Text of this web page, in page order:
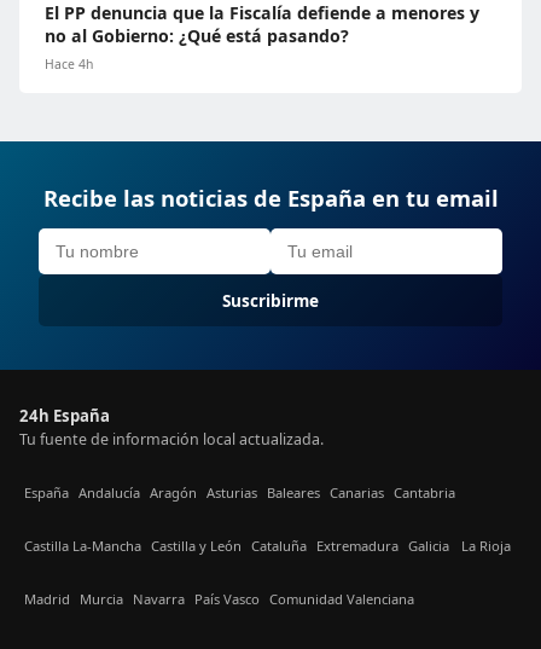
El PP denuncia que la Fiscalía defiende a menores y
no al Gobierno: ¿Qué está pasando?
Hace 4h
Recibe las noticias de España en tu email
Suscribirme
24h España
Tu fuente de información local actualizada.
España Andalucía Aragón Asturias Baleares Canarias Cantabria
Castilla La-Mancha Castilla y León Cataluña Extremadura Galicia La Rioja
Madrid Murcia Navarra País Vasco Comunidad Valenciana